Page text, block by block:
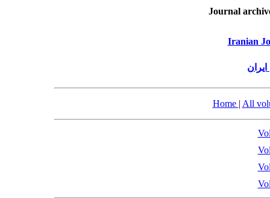
Journal
Iranian
Home | All